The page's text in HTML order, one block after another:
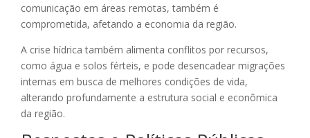
comunicação em áreas remotas, também é
comprometida, afetando a economia da região.
A crise hídrica também alimenta conflitos por recursos,
como água e solos férteis, e pode desencadear migrações
internas em busca de melhores condições de vida,
alterando profundamente a estrutura social e econômica
da região.